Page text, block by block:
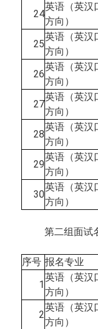
24
英语（英汉
方向）
25
英语（英汉
方向）
26
英语（英汉
方向）
27
英语（英汉
方向）
28
英语（英汉
方向）
29
英语（英汉
方向）
30
英语（英汉
方向）
第二组面试
序号 报名专业
1
英语（英汉
方向）
2
英语（英汉
方向）